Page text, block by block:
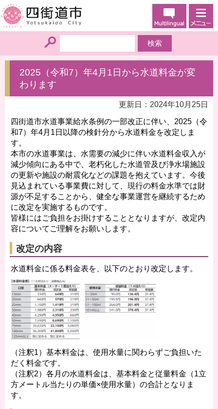
2025（令和7）年4月1日から水道料金が変
わります
更新日：2024年10月25日
四街道市水道事業給水条例の一部改正に伴い、2025（令
和7）年4月1日以降の検針分から水道料金を改定しま
す。
本市の水道事業は、水需要の減少に伴い水道料金収入が
減少傾向にある中で、老朽化した水道管及び浄水場施設
の更新や施設の耐震化などの課題を抱えています。今後
見込まれている事業費に対して、現行の料金水準では財
源が不足することから、健全な事業運営を継続するため
に改定を実施するものです。
皆様にはご負担をお掛けすることとなりますが、改定内
容についてご理解をお願いします。
改定の内容
水道料金に係る料金表を、以下のとおり改定します。
（注釈1）基本料金は、使用水量に関わらずご負担いた
だく料金です。
（注釈2）各月の水道料金は、基本料金と従量料金（1立
方メートル当たりの単価×使用水量）の合計となりま
す。